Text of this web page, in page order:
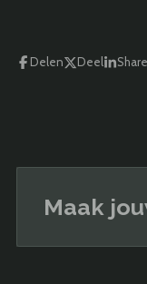
Delen Deel Share
Maak